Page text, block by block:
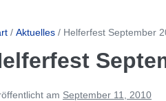
/ Aktuelles / Helferfest September
am September 11, 2010